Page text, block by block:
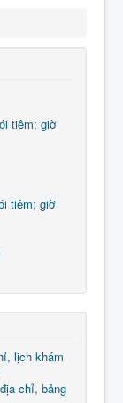
tiêm; giờ
tiêm; giờ
lịch khám
chỉ, bảng